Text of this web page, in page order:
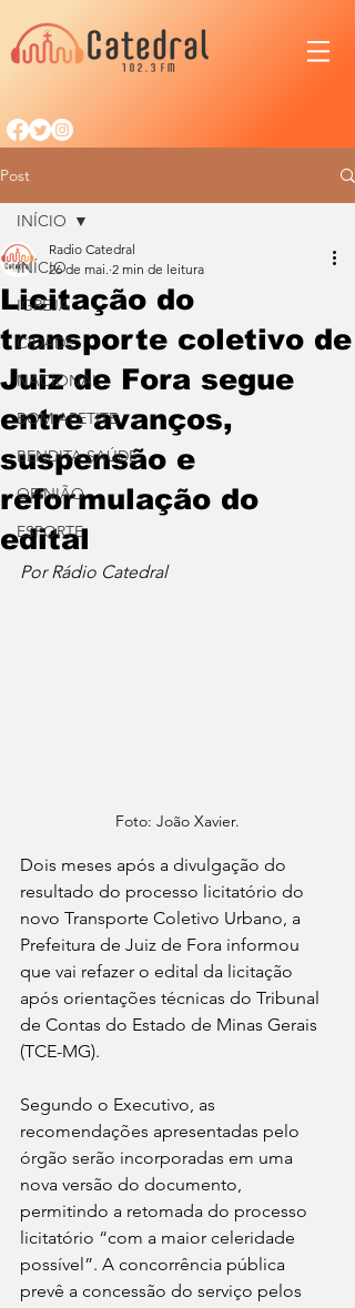
Post
INÍCIO
IGREJA
CIDADE
NACIONAL
BOM APETITE
BENDITA SAÚDE
OPINIÃO
ESPORTE
INÍCIO
Licitação do
transporte coletivo de
Juiz de Fora segue
entre avanços,
suspensão e
reformulação do
edital
Radio Catedral
26 de mai. 2 min de leitura
Por Rádio Catedral
Foto: João Xavier.
Dois meses após a divulgação do
resultado do processo licitatório do
novo Transporte Coletivo Urbano, a
Prefeitura de Juiz de Fora informou
que vai refazer o edital da licitação
após orientações técnicas do Tribunal
de Contas do Estado de Minas Gerais
(TCE-MG).
Segundo o Executivo, as
recomendações apresentadas pelo
órgão serão incorporadas em uma
nova versão do documento,
permitindo a retomada do processo
licitatório “com a maior celeridade
possível”. A concorrência pública
prevê a concessão do serviço pelos